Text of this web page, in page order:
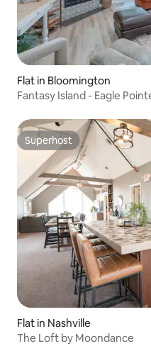
Flat in Bloomington
Fantasy Island - Eagle
Superhost
Superhost
Flat in Nashville
The Loft by Moondance